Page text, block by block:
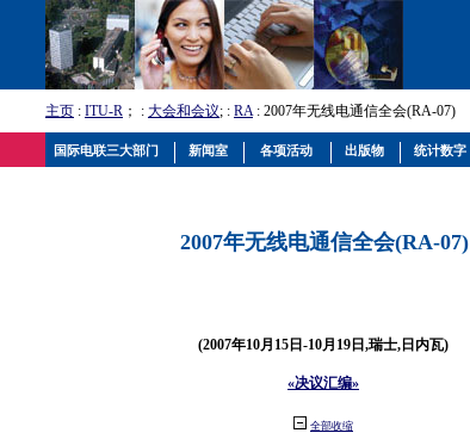
主页 : ITU-R ； : 大会和会议; : RA: 2007年无线电通信全会(RA-07)
2007年无线电通信全会(RA-07)
(2007年10月15日-10月19日,瑞士,日内瓦)
«决议汇编»
全部收缩
国际电联三大部门 新闻室 各项活动 出版物 统计数字